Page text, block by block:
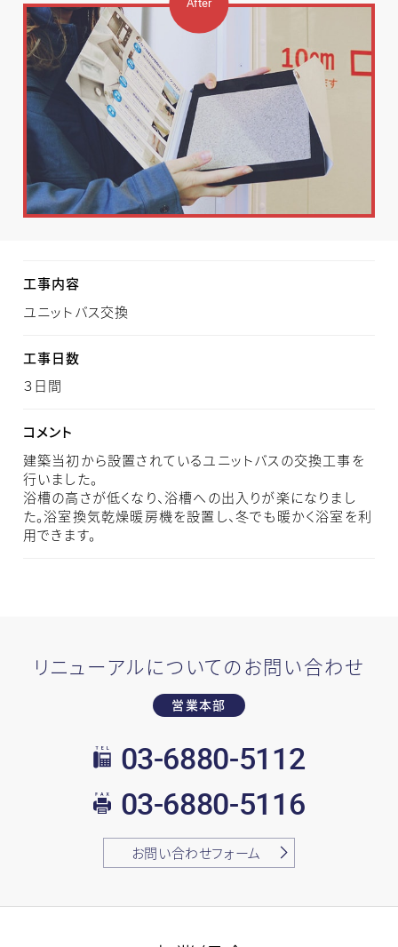
工事内容
ユニットバス交換
工事日数
３日間
コメント
建築当初から設置されているユニットバスの交換工事を
行いました。
浴槽の高さが低くなり、浴槽への出入りが楽になりまし
た。浴室換気乾燥暖房機を設置し、冬でも暖かく浴室を利
用できます。
リニューアルについてのお問い合わせ
営業本部
TEL:
03-6880-5112
FAX:
03-6880-5116
お問い合わせフォーム